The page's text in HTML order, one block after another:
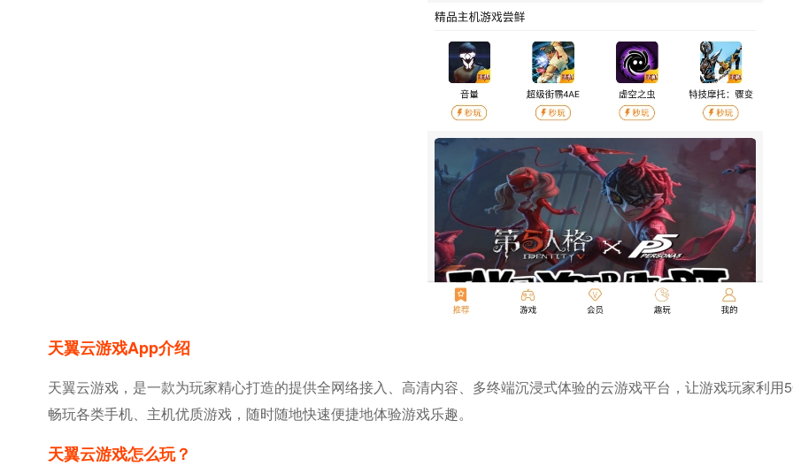
天翼云游戏app介绍
天翼云游戏，是一款为玩家精心打造的提供全网络接入、高清内容、多终端沉浸式体验的云游戏平台，让游戏玩家利用
畅玩各类手机、主机优质游戏，随时随地快速便捷地体验游戏乐趣。
天翼云游戏怎么玩？